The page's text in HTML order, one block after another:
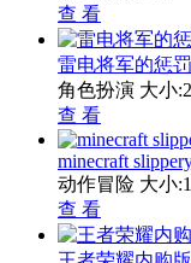
查 看
雷电将军的惩罚
角色扮演 大小
查 看
minecraft
动作冒险 大小
查 看